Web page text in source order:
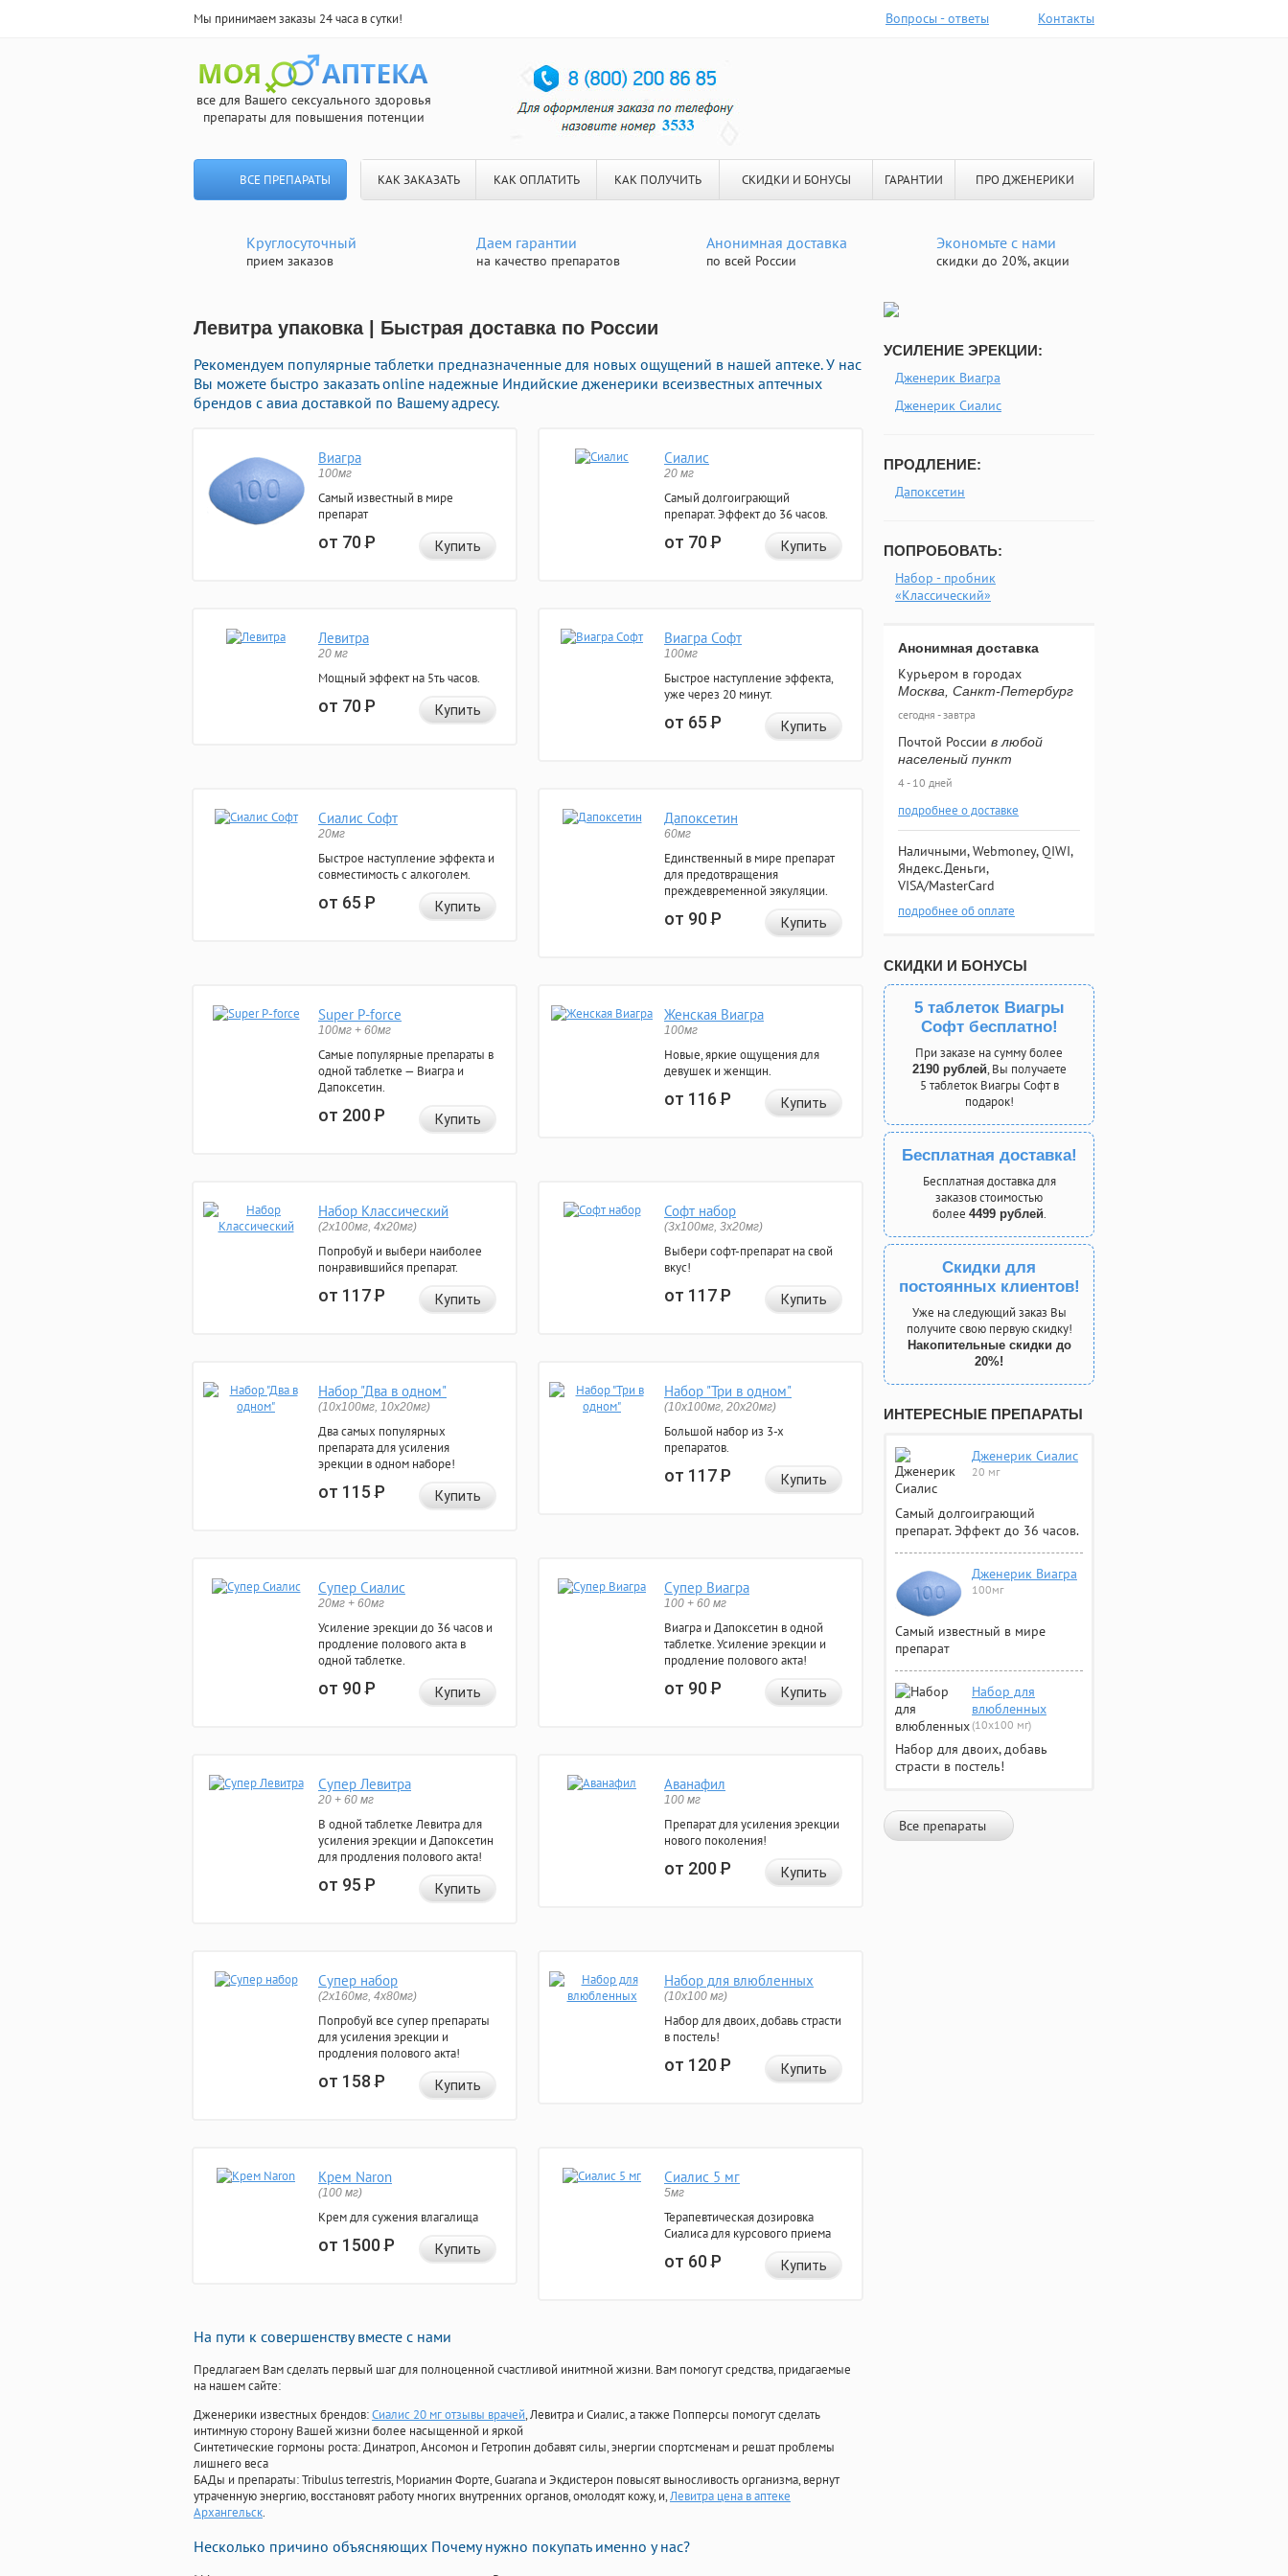
Мы принимаем заказы 24 часа в сутки! Вопросы - ответы Контакты
все для Вашего сексуального здоровья
препараты для повышения потенции
ВСЕ ПРЕПАРАТЫ КАК ЗАКАЗАТЬ КАК ОПЛАТИТЬ КАК ПОЛУЧИТЬ СКИДКИ И БОНУСЫ ГАРАНТИИ ПРО ДЖЕНЕРИКИ
Круглосуточный
прием заказов
Даем гарантии
на качество препаратов
Анонимная доставка
по всей России
Экономьте с нами
скидки до 20%, акции
Левитра упаковка | Быстрая доставка по России
Рекомендуем популярные таблетки предназначенные для новых ощущений в нашей аптеке. У нас
Вы можете быстро заказать online надежные Индийские дженерики всеизвестных аптечных
брендов с авиа доставкой по Вашему адресу.
Виагра
100мг
Самый известный в мире
препарат
от 70Р Купить
Сиалис
20 мг
Самый долгоиграющий
препарат. Эффект до 36 часов.
от 70Р Купить
Левитра
20 мг
Мощный эффект на 5ть часов.
от 70Р Купить
Виагра Софт
100мг
Быстрое наступление эффекта,
уже через 20 минут.
от 65Р Купить
Сиалис Софт
20мг
Быстрое наступление эффекта и
совместимость с алкоголем.
от 65Р Купить
Дапоксетин
60мг
Единственный в мире препарат
для предотвращения
преждевременной эякуляции.
от 90Р Купить
Super P-force
100мг + 60мг
Самые популярные препараты в
одной таблетке — Виагра и
Дапоксетин.
от 200Р Купить
Женская Виагра
100мг
Новые, яркие ощущения для
девушек и женщин.
от 116Р Купить
Набор Классический
(2x100мг, 4x20мг)
Попробуй и выбери наиболее
понравившийся препарат.
от 117Р Купить
Софт набор
(3x100мг, 3x20мг)
Выбери софт-препарат на свой
вкус!
от 117Р Купить
Набор "Два в одном"
(10x100мг, 10x20мг)
Два самых популярных
препарата для усиления
эрекции в одном наборе!
от 115Р Купить
Набор "Три в одном"
(10x100мг, 20x20мг)
Большой набор из 3-х
препаратов.
от 117Р Купить
Супер Сиалис
20мг + 60мг
Усиление эрекции до 36 часов и
продление полового акта в
одной таблетке.
от 90Р Купить
Супер Виагра
100 + 60 мг
Виагра и Дапоксетин в одной
таблетке. Усиление эрекции и
продление полового акта!
от 90Р Купить
Супер Левитра
20 + 60 мг
В одной таблетке Левитра для
усиления эрекции и Дапоксетин
для продления полового акта!
от 95Р Купить
Аванафил
100 мг
Препарат для усиления эрекции
нового поколения!
от 200Р Купить
Супер набор
(2х160мг, 4х80мг)
Попробуй все супер препараты
для усиления эрекции и
продления полового акта!
от 158Р Купить
Набор для влюбленных
(10х100 мг)
Набор для двоих, добавь страсти
в постель!
от 120Р Купить
Крем Naron
(100 мг)
Крем для сужения влагалища
от 1500Р Купить
Сиалис 5 мг
5мг
Терапевтическая дозировка
Сиалиса для курсового приема
от 60Р Купить
На пути к совершенству вместе с нами
Предлагаем Вам сделать первый шаг для полноценной счастливой инитмной жизни. Вам помогут средства, придагаемые
на нашем сайте:
Дженерики известных брендов:Сиалис 20 мг отзывы врачей, Левитра и Сиалис, а также Попперсы помогут сделать
интимную сторону Вашей жизни более насыщенной и яркой
Синтетические гормоны роста: Динатроп, Ансомон и Гетропин добавят силы, энергии спортсменам и решат проблемы
лишнего веса
БАДы и препараты:Tribulus terrestris, Мориамин Форте, Guarana и Экдистерон повысят выносливость организма, вернут
утраченную энергию, восстановят работу многих внутренних органов, омолодят кожу, и,Левитра цена в аптеке
Архангельск.
Несколько причино объясняющих Почему нужно покупать именно у нас?
УСИЛЕНИЕ ЭРЕКЦИИ:
Дженерик Виагра
Дженерик Сиалис
ПРОДЛЕНИЕ:
Дапоксетин
ПОПРОБОВАТЬ:
Набор - пробник
«Классический»
Анонимная доставка
Курьером в городах
Москва, Санкт-Петербург
сегодня - завтра
Почтой России в любой
населеный пункт
4 - 10 дней
подробнее о доставке
Наличными, Webmoney, QIWI,
Яндекс.Деньги,
VISA/MasterCard
подробнее об оплате
СКИДКИ И БОНУСЫ
5 таблеток Виагры
Софт бесплатно!
При заказе на сумму более
2190 рублей, Вы получаете
5 таблеток Виагры Софт в
подарок!
Бесплатная доставка!
Бесплатная доставка для
заказов стоимостью
более 4499 рублей.
Скидки для
постоянных клиентов!
Уже на следующий заказ Вы
получите свою первую скидку!
Накопительные скидки до
20%!
ИНТЕРЕСНЫЕ ПРЕПАРАТЫ
Дженерик Сиалис
20 мг
Самый долгоиграющий
препарат. Эффект до 36 часов.
Дженерик Виагра
100мг
Самый известный в мире
препарат
Набор для
влюбленных
(10х100 мг)
Набор для двоих, добавь
страсти в постель!
Все препараты